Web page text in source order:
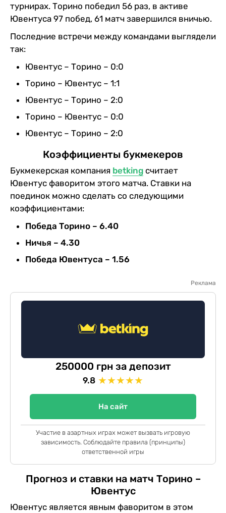
турнирах. Торино победил 56 раз, в активе
Ювентуса 97 побед, 61 матч завершился вничью.
Последние встречи между командами выглядели
так:
Ювентус – Торино – 0:0
Торино – Ювентус – 1:1
Ювентус – Торино – 2:0
Торино – Ювентус – 0:0
Ювентус – Торино – 2:0
Коэффициенты букмекеров
Букмекерская компания betking считает
Ювентус фаворитом этого матча. Ставки на
поединок можно сделать со следующими
коэффициентами:
Победа Торино – 6.40
Ничья – 4.30
Победа Ювентуса – 1.56
Реклама
250000 грн за депозит
9.8 ★★★★★
На сайт
Участие в азартных играх может вызвать игровую
зависимость. Соблюдайте правила (принципы)
ответственной игры
Прогноз и ставки на матч Торино –
Ювентус
Ювентус является явным фаворитом в этом